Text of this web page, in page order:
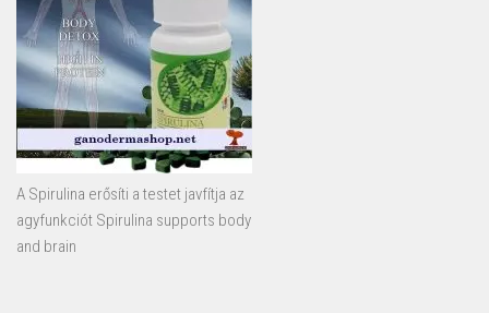
A Spirulina erősíti a testet javfítja az
agyfunkciót Spirulina supports body
and brain